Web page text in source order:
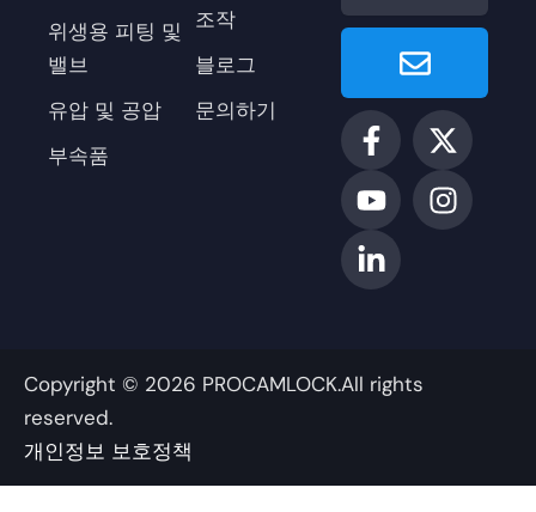
위생용 피팅 및
밸브
유압 및 공압
부속품
조작
블로그
문의하기
보
내
기
페
이
스
북
-
f
X
-
트
위
터
유
튜
브
인
스
타
그
램
링
크
드
인
-
인
Copyright © 2026 PROCAMLOCK.All rights
reserved.
개인정보 보호정책